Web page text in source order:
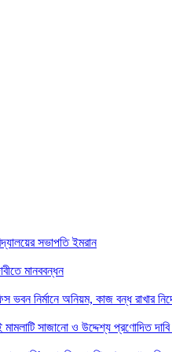
সভাপতি ইমরান
মানববন্ধন
ভবন নির্মানে অনিয়ম, কাজ বন্ধ রাখার
সাজানো ও উদ্দেশ্য প্রণোদিত